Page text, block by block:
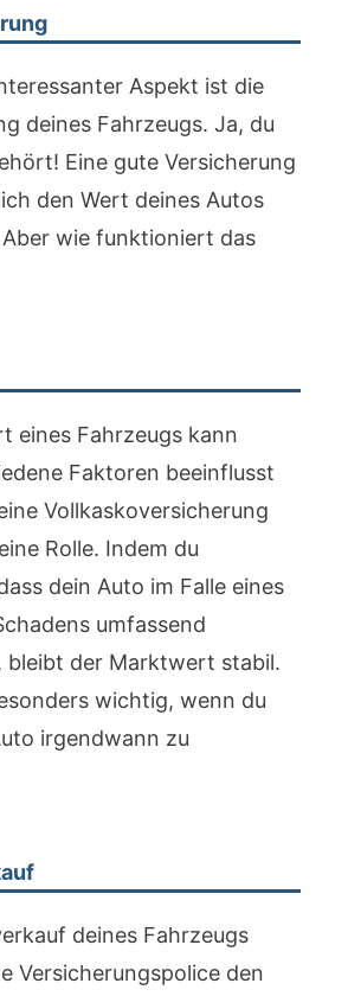
Aspekt ist die
deines Fahrzeugs. Ja, du
Eine gute Versicherung
den Wert deines Autos
wie funktioniert das
eines Fahrzeugs kann
Faktoren beeinflusst
Vollkaskoversicherung
Rolle. Indem du
dein Auto im Falle eines
umfassend
bleibt der Marktwert stabil.
wichtig, wenn du
irgendwann zu
deines Fahrzeugs
Versicherungspolice den